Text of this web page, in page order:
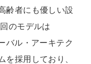
齢者にも優しい設
のモデルは
バル・アーキテク
を採用しており、